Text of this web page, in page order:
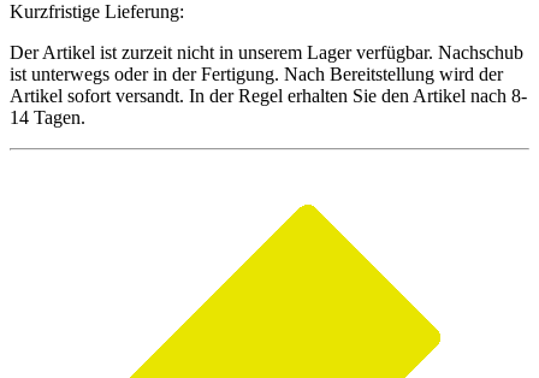
Kurzfristige Lieferung:
Der Artikel ist zurzeit nicht in unserem Lager verfügbar. Nachschub
ist unterwegs oder in der Fertigung. Nach Bereitstellung wird der
Artikel sofort versandt. In der Regel erhalten Sie den Artikel nach 8-
14 Tagen.